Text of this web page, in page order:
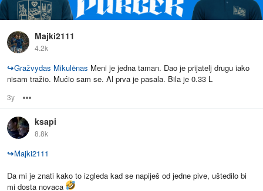
Majki2111
4.2k
↪Gražvydas Mikulėnas Meni je jedna taman. Dao je prijatelj drugu iako
nisam tražio. Mućio sam se. Al prva je pasala. Bila je 0.33 L
3y
ksapi
8.8k
↪Majki2111
Da mi je znati kako to izgleda kad se napiješ od jedne pive, uštedilo bi
mi dosta novaca